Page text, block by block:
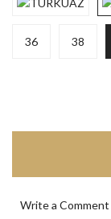
36 38
Write a Comment